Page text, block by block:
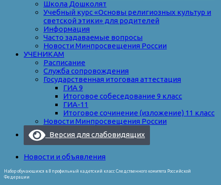
Школа Дошколят
Учебный курс «Основы религиозных культур и
светской этики» для родителей
Информация
Часто задаваемые вопросы
Новости Минпросвещения России
УЧЕНИКАМ
Расписание
Служба сопровождения
Государственная итоговая аттестация
ГИА 9
Итоговое собеседование 9 класс
ГИА-11
Итоговое сочинение (изложение) 11 класс
Новости Минпросвещения России
Версия для слабовидящих
Новости и объявления
Набор обучающихся в 8 профильный кадетский класс Следственного комитета Российской
Федерации